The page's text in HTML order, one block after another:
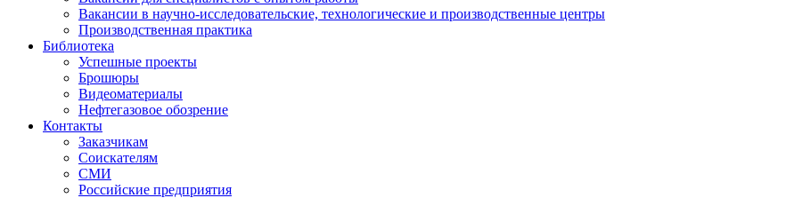
Вакансии в научно-исследовательские, технологические и производственные центры
Производственная практика
Библиотека
Успешные проекты
Брошюры
Видеоматериалы
Нефтегазовое обозрение
Контакты
Заказчикам
Соискателям
СМИ
Российские предприятия